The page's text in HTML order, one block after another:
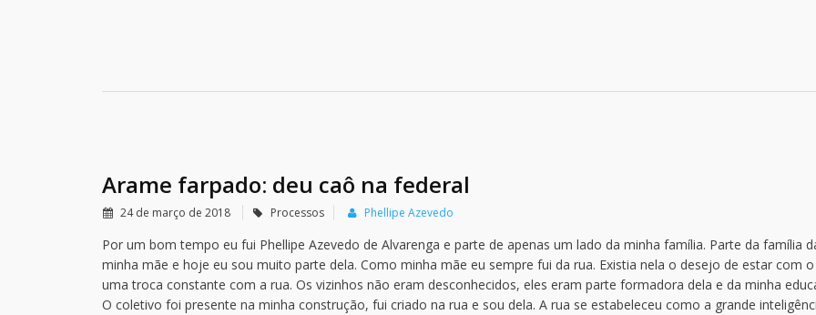
Arame farpado: deu caô na federal
24 de março de 2018 Processos Phellipe Azevedo
Por um bom tempo eu fui Phellipe Azevedo de Alvarenga e parte de apenas um lado da minha família. Parte da família
minha mãe e hoje eu sou muito parte dela. Como minha mãe eu sempre fui da rua. Existia nela o desejo de estar com
uma troca constante com a rua. Os vizinhos não eram desconhecidos, eles eram parte formadora dela e da minha
O coletivo foi presente na minha construção, fui criado na rua e sou dela. A rua se estabeleceu como a grande